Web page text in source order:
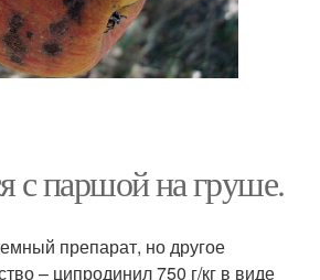
с паршой на груше.
препарат, но другое
– ципродинил 750 г/кг в виде